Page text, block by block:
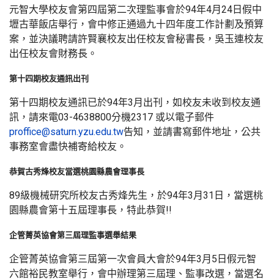
元智大學校友會第四屆第二次理監事會於94年4月24日假中
壢古華飯店舉行，會中修正通過九十四年度工作計劃及預算
案，並決議聘請許賢襄校友出任校友會秘書長，吳玉連校友
出任校友會財務長。
第十四期校友通訊出刊
第十四期校友通訊已於94年3月出刊，如校友未收到校友通
訊，請來電03-4638800分機2317 或以電子郵件
proffice@saturn.yzu.edu.tw告知，並請書寫郵件地址，公共
事務室會盡快補寄給校友。
恭賀古秀烽校友當選桃園縣農會理事長
89級機械研究所校友古秀烽先生，於94年3月31日，當選桃
園縣農會第十五屆理事長，特此恭賀!!
企管菁英協會第三屆理監事選舉結果
企管菁英協會第三屆第一次會員大會於94年3月5日假元智
六館裕民教室舉行，會中辦理第三屆理、監事改選，當選名